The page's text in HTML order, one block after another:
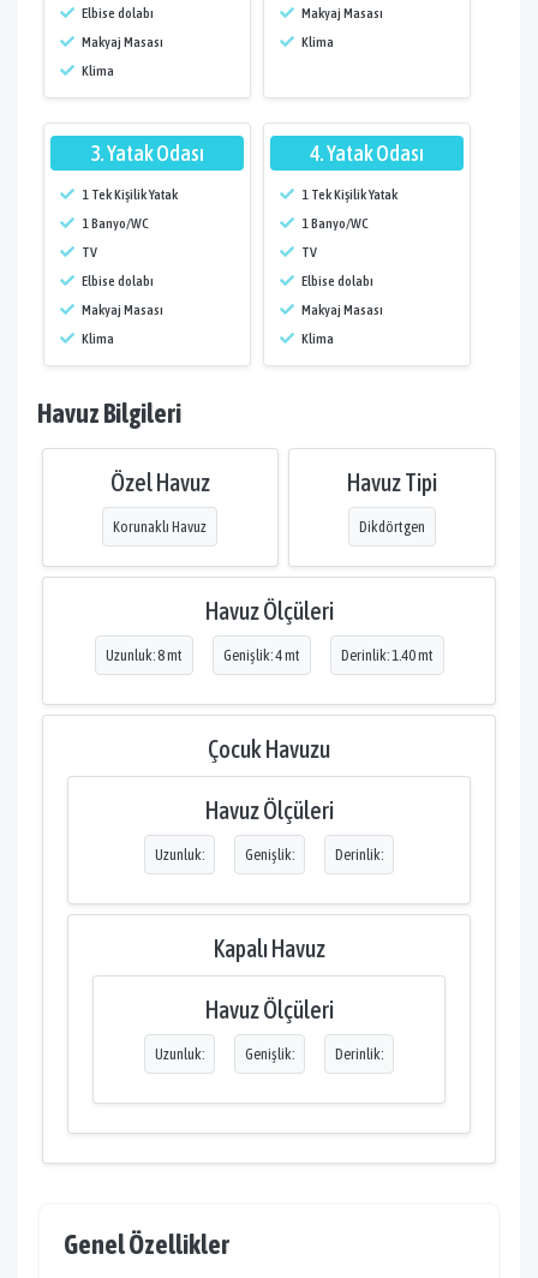
Elbise dolabı
Makyaj Masası
Klima
Makyaj Masası
Klima
3. Yatak Odası
1 Tek Kişilik Yatak
1 Banyo/WC
TV
Elbise dolabı
Makyaj Masası
Klima
4. Yatak Odası
1 Tek Kişilik Yatak
1 Banyo/WC
TV
Elbise dolabı
Makyaj Masası
Klima
Havuz Bilgileri
Özel Havuz
Korunaklı Havuz
Havuz Tipi
Dikdörtgen
Havuz Ölçüleri
Uzunluk: 8 mt Genişlik: 4 mt Derinlik: 1.40 mt
Çocuk Havuzu
Havuz Ölçüleri
Uzunluk: Genişlik: Derinlik:
Kapalı Havuz
Havuz Ölçüleri
Uzunluk: Genişlik: Derinlik:
Genel Özellikler